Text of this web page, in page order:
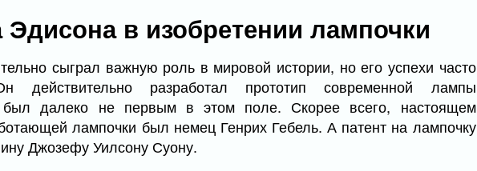
в изобретении лампочки
сыграл важную роль в мировой истории, но его успехи часто
действительно разработал прототип современной лампы
был далеко не первым в этом поле. Скорее всего, настоящем
лампочки был немец Генрих Гебель. А патент на лампочку
Джозефу Уилсону Суону.